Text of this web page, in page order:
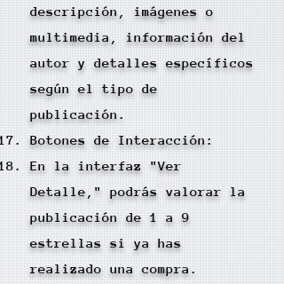
descripción, imágenes o
multimedia, información del
autor y detalles específicos
según el tipo de
publicación.
Botones de Interacción:
En la interfaz "Ver
Detalle," podrás valorar la
publicación de 1 a 9
estrellas si ya has
realizado una compra.